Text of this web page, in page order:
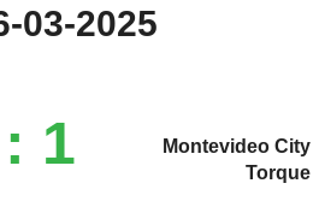
03-2025
1
Montevideo City
Torque